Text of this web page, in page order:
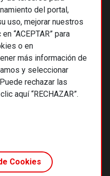
del portal,
uso, mejorar nuestros
“ACEPTAR” para
o en
más información de
y seleccionar
rechazar las
aquí “RECHAZAR”.
Cookies
SCCL
de uso
cookies